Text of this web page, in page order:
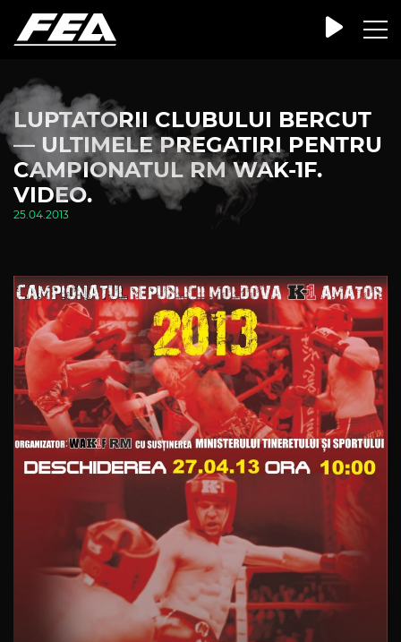
LUPTATORII CLUBULUI BERCUT
— ULTIMELE PREGATIRI PENTRU
CAMPIONATUL RM WAK-1F.
VIDEO.
25.04.2013